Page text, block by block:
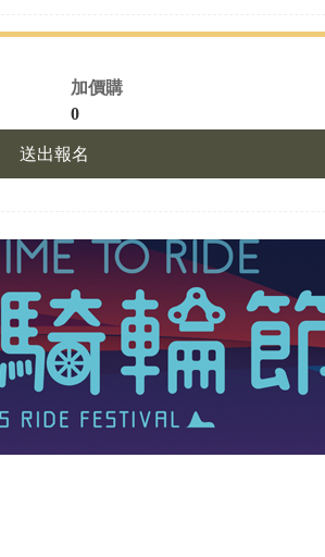
加價購
0
送出報名